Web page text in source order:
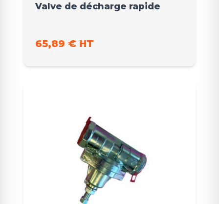
Valve de décharge rapide
65,89 € HT